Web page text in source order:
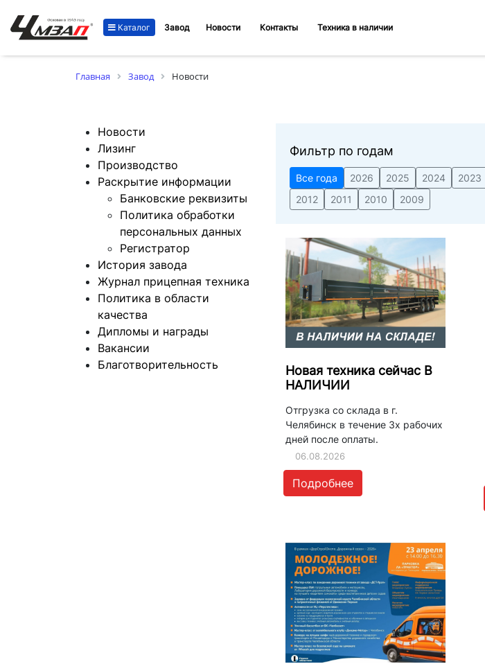
Каталог Завод Новости Контакты Техника в наличии
Главная Завод Новости
Новости
Лизинг
Производство
Раскрытие информации
Банковские реквизиты
Политика обработки
персональных данных
Регистратор
История завода
Журнал прицепная техника
Политика в области
качества
Дипломы и награды
Вакансии
Благотворительность
Фильтр по годам
Все года 2026 2025 2024 2023
2012
2011 2010 2009
Новая техника сейчас В
НАЛИЧИИ
Отгрузка со склада в г.
Челябинск в течение 3х рабочих
дней после оплаты.
06.08.2026
Подробнее